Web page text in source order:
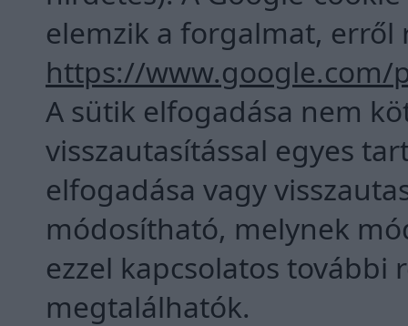
elemzik a forgalmat, erről
https://www.google.com/
A sütik elfogadása nem
visszautasítással egyes
elfogadása vagy
módosítható, melynek
ezzel kapcsolatos további
megtalálhatók.